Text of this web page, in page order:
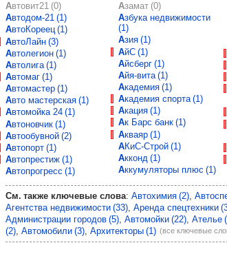
Автовит21 (0)
Автодом-21 (1)
АвтоКореец (1)
АвтоЛайн (3)
Автолегион (1)
Автолига (1)
Автомаг (1)
Автомастер (1)
Авто мастерская (1)
Автомойка 24 (1)
Автоновчик (1)
Автообувной (2)
Автопорт (1)
Автопрестиж (1)
Автопрогресс (1)
Азамат (0)
Азбука недвижимости
(1)
Азия (1)
АйС (1)
Айсберг (1)
Айя-вита (1)
Академия (1)
Академия спорта (1)
Акация (1)
Ак Барс банк (1)
Акваяр (1)
АКиС-Строй (1)
Акконд (1)
Аккумуляторы плюс (1)
См. также ключевые слова: Автохимия (2)
Агентства недвижимости (33) Аренда спецтехники
Администрации городов (5) Автомойки (22) Ателье
(2) Автомобили (3) Архитекторы (1) (все ключевые